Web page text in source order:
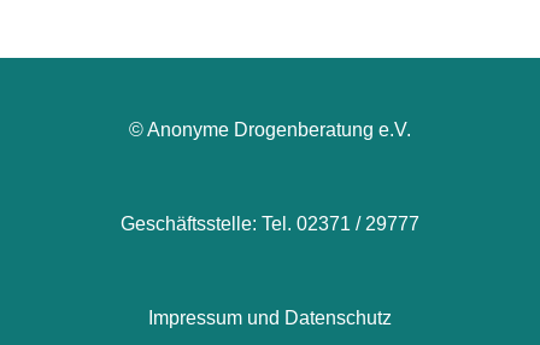
© Anonyme Drogenberatung e.V.
Geschäftsstelle: Tel. 02371 / 29777
Impressum und Datenschutz